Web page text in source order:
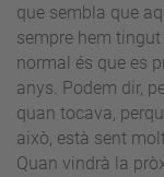
que sembla que
sempre hem
normal és que es
anys. Podem dir,
quan tocava,
això, està sent
Quan vindrà la